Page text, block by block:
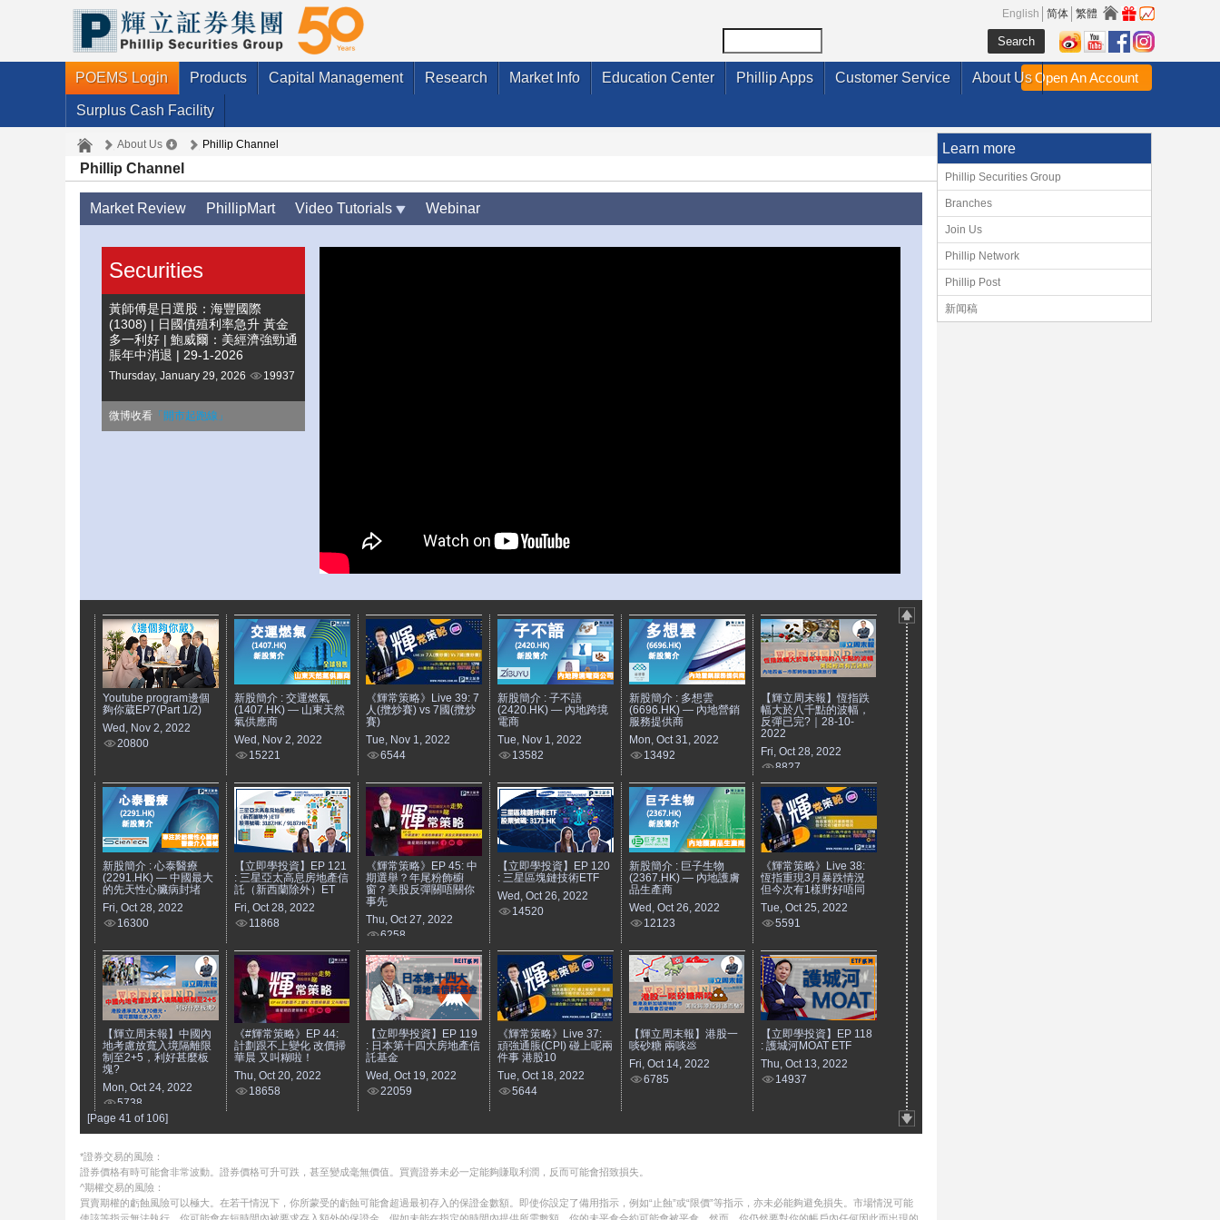
English 简体 繁體
POEMS Login Products Capital Management Research Market Info Education Center Phillip Apps Customer Service About Us
Surplus Cash Facility
Open An Account
About Us Phillip Channel
Phillip Channel
Market Review PhillipMart Video Tutorials Webinar
Securities
黃師傅是日選股：海豐國際
(1308) | 日國債殖利率急升 黃金
多一利好 | 鮑威爾：美經濟強勁通
脹年中消退 | 29-1-2026
Thursday, January 29, 2026 19937
微博收看 「開市起跑線」
Youtube program邊個
夠你葳EP7(Part 1/2)
Wed, Nov 2, 2022
20800
新股簡介 : 交運燃氣
(1407.HK) — 山東天然
氣供應商
Wed, Nov 2, 2022
15221
《輝常策略》Live 39: 7
人(攬炒賽) vs 7國(攬炒
賽)
Tue, Nov 1, 2022
6544
新股簡介 : 子不語
(2420.HK) — 內地跨境
電商
Tue, Nov 1, 2022
13582
新股簡介 : 多想雲
(6696.HK) — 內地營銷
服務提供商
Mon, Oct 31, 2022
13492
【輝立周末報】恆指跌
幅大於八千點的波幅，
反彈已完?｜28-10-
2022
Fri, Oct 28, 2022
8827
新股簡介 : 心泰醫療
(2291.HK) — 中國最大
的先天性心臟病封堵
Fri, Oct 28, 2022
16300
【立即學投資】EP 121
: 三星亞太高息房地產信
託（新西蘭除外）ET
Fri, Oct 28, 2022
11868
《輝常策略》EP 45: 中
期選舉？年尾粉飾櫥
窗？美股反彈關唔關你
事先
Thu, Oct 27, 2022
6258
【立即學投資】EP 120
: 三星區塊鏈技術ETF
Wed, Oct 26, 2022
14520
新股簡介 : 巨子生物
(2367.HK) — 內地護膚
品生產商
Wed, Oct 26, 2022
12123
《輝常策略》Live 38:
恆指重現3月暴跌情況
但今次有1樣野好唔同
Tue, Oct 25, 2022
5591
【輝立周末報】中國內
地考慮放寬入境隔離限
制至2+5，利好甚麼板
塊?
Mon, Oct 24, 2022
5738
《#輝常策略》EP 44:
計劃跟不上變化 改價掃
華晨 又叫糊啦！
Thu, Oct 20, 2022
18658
【立即學投資】EP 119
: 日本第十四大房地產信
託基金
Wed, Oct 19, 2022
22059
《輝常策略》Live 37:
頑強通脹(CPI) 碰上呢兩
件事 港股10
Tue, Oct 18, 2022
5644
【輝立周末報】港股一
啖砂糖 兩啖💩
Fri, Oct 14, 2022
6785
【立即學投資】EP 118
: 護城河MOAT ETF
Thu, Oct 13, 2022
14937
[Page 41 of 106]
*證券交易的風險：
證券價格有時可能會非常波動。證券價格可升可跌，甚至變成毫無價值。買賣證券未必一定能夠賺取利潤，反而可能會招致損失。
^期權交易的風險：
買賣期權的虧蝕風險可以極大。在若干情況下，你所蒙受的虧蝕可能會超過最初存入的保證金數額。即使你設定了備用指示，例如“止蝕”或“限價”等指示，亦未必能夠避免損失。市場情況可能
Learn more
Phillip Securities Group
Branches
Join Us
Phillip Network
Phillip Post
新闻稿